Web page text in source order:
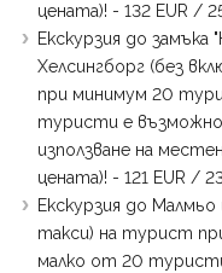
цената)! - 132 EUR /
Екскурзия до замъка
Хелсингборг (без
при минимум 20
туристи е
използване на
цената)! - 121 EUR /
Eкскурзия до
такси) на турист
малко от 20